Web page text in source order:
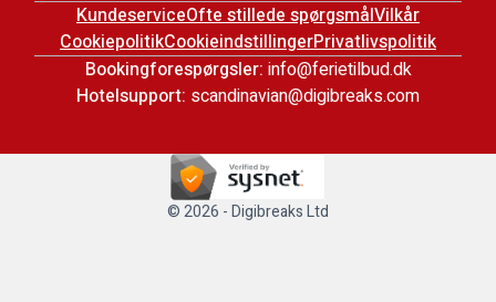
KundeserviceOfte stillede spørgsmålVilkår
CookiepolitikCookieindstillingerPrivatlivspolitik
Bookingforespørgsler: info@ferietilbud.dk
Hotelsupport: scandinavian@digibreaks.com
© 2026 - Digibreaks Ltd